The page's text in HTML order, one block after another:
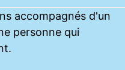
accompagnés d'un
personne qui